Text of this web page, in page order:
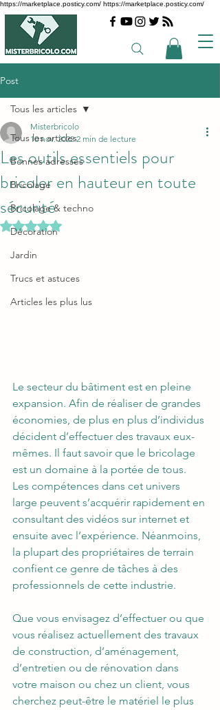
https://marketplace.posticy.com/ https://marketplace.posticy.com/
Post
Tous les articles
Bonnes adresses
Bricolage
Bricolage & techno
Décoration
Jardin
Trucs et astuces
Articles les plus lus
Tous les articles
Les outils essentiels pour
bricoler en hauteur en toute
sécurité
Misterbricolo
10 nov. 2022 2 min de lecture
Noté NaN étoiles sur 5.
Le secteur du bâtiment est en pleine
expansion. Afin de réaliser de grandes
économies, de plus en plus d’individus
décident d’effectuer des travaux eux-
mêmes. Il faut savoir que le bricolage
est un domaine à la portée de tous.
Les compétences dans cet univers
large peuvent s’acquérir rapidement en
consultant des vidéos sur internet et
ensuite avec l’expérience. Néanmoins,
la plupart des propriétaires de terrain
confient ce genre de tâches à des
professionnels de cette industrie.
Que vous envisagez d’effectuer ou que
vous réalisez actuellement des travaux
de construction, d’aménagement,
d’entretien ou de rénovation dans
votre maison ou chez un client, vous
cherchez peut-être le matériel le plus